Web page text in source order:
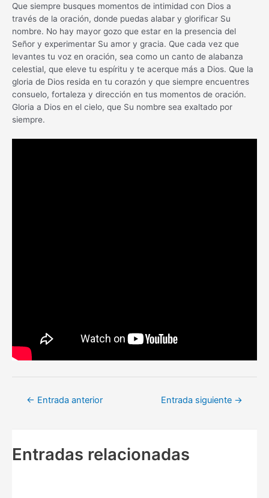
Que siempre busques momentos de intimidad con Dios a
través de la oración, donde puedas alabar y glorificar Su
nombre. No hay mayor gozo que estar en la presencia del
Señor y experimentar Su amor y gracia. Que cada vez que
levantes tu voz en oración, sea como un canto de alabanza
celestial, que eleve tu espíritu y te acerque más a Dios. Que la
gloria de Dios resida en tu corazón y que siempre encuentres
consuelo, fortaleza y dirección en tus momentos de oración.
Gloria a Dios en el cielo, que Su nombre sea exaltado por
siempre.
Navegación
← Entrada anterior Entrada siguiente →
Entradas relacionadas